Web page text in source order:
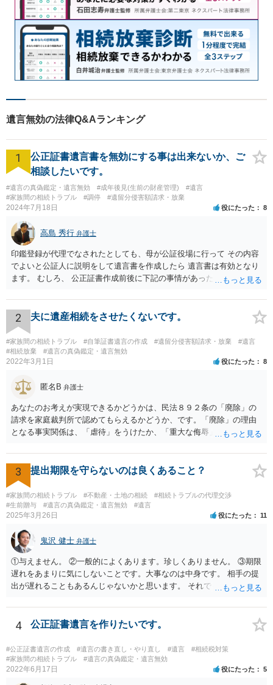
遺言無効の法律Q&Aランキング
1
公正証書遺言書を無効にする事は出来ないか、ご
相談したいです。
#遺言の真偽鑑定・遺言無効 #成年後見(生前の財産管理)
#遺言
#家族間の相続トラブル
#調停 #遺留分侵害額請求・放棄
2024年7月18日 役にたった 8
高島 秀行 弁護士
印鑑登録が代理でなされたとしても、母が公証役場に行って その内容
でよいと公証人に説明をして遺言書を作成したら 遺言書は有効となり
ます。 むしろ、 公正証書作成前後に下記の事情があったことが証明で
月に携帯が新しくなった母からの第一声は「ここにいたら殺される」
「面会に来てくれ」で、長男に聞くと「面会は出来ない。俺は携帯電
話の使い方を教える為に会っている」「母の話は聞かなくて良い」と
電話が切れました。その後の電話でも「食事に毒が入っている」「体
にチップが埋められている」等、おかしかったです。 当時の診療記
録、介護認定の資料、介護記録を取得して 弁護士に面談で相談された
2 夫に遺産相続をさせたくないです。
#家族間の相続トラブル #自筆証書遺言の作成 #遺留分侵害額請求・放棄
#遺言
#相続放棄
#遺言の真偽鑑定・遺言無効
2022年3月1日 役にたった 8
匿名B 弁護士
あなたのお考えが実現できるかどうかは、民法８９２条の「廃除」の
請求を家庭裁判所で認めてもらえるかどうか、です。「廃除」の理由
となる事実関係は、「虐待」をうけたか、「重大な侮辱」を受けた
「廃除」は遺言でも可能です（民法８９３条）。 弁護士に具体的な事
情を話して相談して、「廃除」が可能か、実際に法律相談を受けるこ
とをお勧めします。
3 提出期限を守らないのは良くあること？
#家族間の相続トラブル #不動産・土地の相続
#相続トラブルの代理交渉
#生前贈与
#遺言の真偽鑑定・遺言無効 #遺言
2025年3月26日 役にたった 11
鬼沢 健士 弁護士
①与えません。 ②一般的によくあります。珍しくありません。 ③期限
遅れをあまりに気にしないことです。大事なのは中身です。 相手の提
出が遅れることもあるんじゃないかと思います。 それでもあなた有利
4 公正証書遺言を作りたいです。
#公正証書遺言の作成 #遺言の書き直し・やり直し #遺言
#相続税対策
#家族間の相続トラブル
#遺言の真偽鑑定・遺言無効
2022年6月17日 役にたった 5